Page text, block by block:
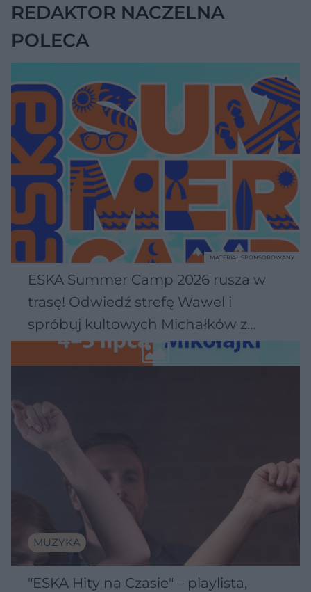
REDAKTOR NACZELNA
POLECA
ESKA Summer Camp 2026 rusza w
trasę! Odwiedź strefę Wawel i
spróbuj kultowych Michałków z
Wawelu
MATERIAŁ SPONSOROWANY
MUZYKA
"ESKA Hity na Czasie" – playlista,